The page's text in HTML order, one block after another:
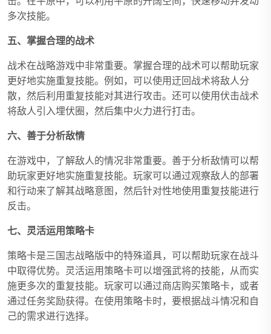
多次技能。
五、掌握合理的战术
战术在战略游戏中非常重要。掌握合理的战术可以帮助玩家
更好地实施重复技能。例如，可以使用迂回战术将敌人分
散，然后利用重复技能对其进行攻击。还可以使用伏击战术
将敌人引入埋伏圈，然后集中火力进行打击。
六、善于分析敌情
在游戏中，了解敌人的情况非常重要。善于分析敌情可以帮
助玩家更好地实施重复技能。玩家可以通过观察敌人的部署
和行动来了解其战略意图，然后针对性地使用重复技能进行
反击。
七、灵活运用策略卡
策略卡是三国志战略版中的特殊道具，可以帮助玩家在战斗
中取得优势。灵活运用策略卡可以增强武将的技能，从而实
施更多次的重复技能。玩家可以通过商店购买策略卡，或者
通过任务奖励获得。在使用策略卡时，要根据战斗情况和自
己的需求进行选择。